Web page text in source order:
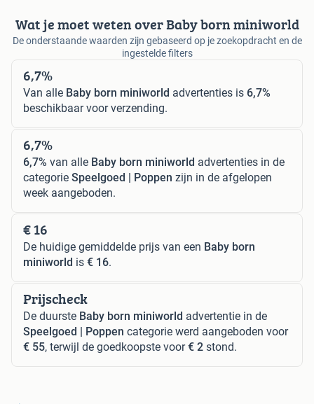
Wat je moet weten over Baby born miniworld
De onderstaande waarden zijn gebaseerd op je zoekopdracht en de
ingestelde filters
6,7%
Van alle Baby born miniworld advertenties is 6,7%
beschikbaar voor verzending.
6,7%
6,7% van alle Baby born miniworld advertenties in de
categorie Speelgoed | Poppen zijn in de afgelopen
week aangeboden.
€ 16
De huidige gemiddelde prijs van een Baby born
miniworld is € 16.
Prijscheck
De duurste Baby born miniworld advertentie in de
Speelgoed | Poppen categorie werd aangeboden voor
€ 55, terwijl de goedkoopste voor€ 2 stond.